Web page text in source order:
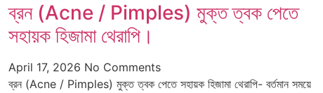
ব্রন (Acne / Pimples) মুক্ত ত্বক পেতে
সহায়ক হিজামা থেরাপি।
April 17, 2026 No Comments
ব্রন (Acne / Pimples) মুক্ত ত্বক পেতে সহায়ক হিজামা থেরাপি- বর্তমান সময়ে